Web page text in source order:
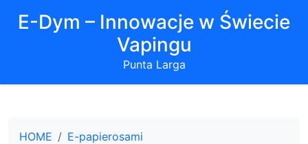
E-Dym – Innowacje w Świecie
Vapingu
Punta Larga
HOME
E-papierosami